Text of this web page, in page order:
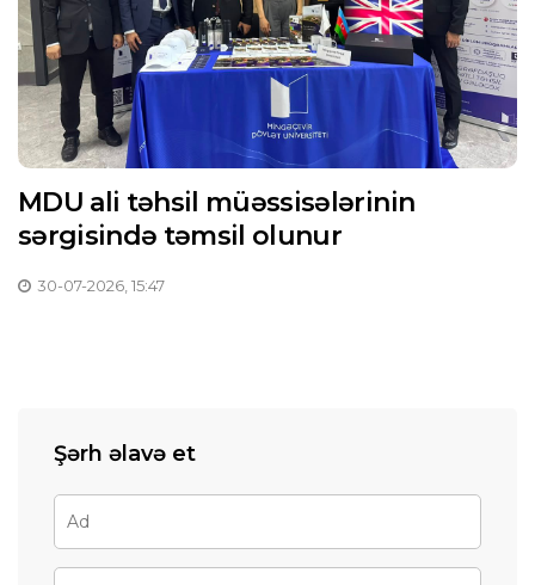
MDU ali təhsil müəssisələrinin
sərgisində təmsil olunur
30-07-2026, 15:47
Şərh əlavə et